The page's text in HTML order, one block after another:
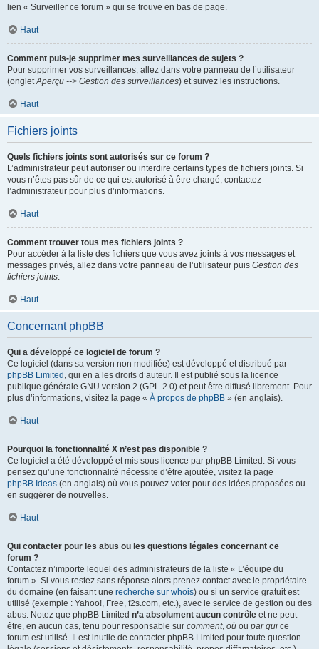
lien « Surveiller ce forum » qui se trouve en bas de page.
Haut
Comment puis-je supprimer mes surveillances de sujets ?
Pour supprimer vos surveillances, allez dans votre panneau de l’utilisateur
(ongletAperçu --> Gestion des surveillances) et suivez les instructions.
Haut
Fichiers joints
Quels fichiers joints sont autorisés sur ce forum ?
L’administrateur peut autoriser ou interdire certains types de fichiers joints. Si
vous n’êtes pas sûr de ce qui est autorisé à être chargé, contactez
l’administrateur pour plus d’informations.
Haut
Comment trouver tous mes fichiers joints ?
Pour accéder à la liste des fichiers que vous avez joints à vos messages et
messages privés, allez dans votre panneau de l’utilisateur puis Gestion des
fichiers joints.
Haut
Concernant phpBB
Qui a développé ce logiciel de forum ?
Ce logiciel (dans sa version non modifiée) est développé et distribué par
phpBB Limited , qui en a les droits d’auteur. Il est publié sous la licence
publique générale GNU version 2 (GPL-2.0) et peut être diffusé librement. Pour
plus d’informations, visitez la page « À propos de phpBB » (en anglais).
Haut
Pourquoi la fonctionnalité X n’est pas disponible ?
Ce logiciel a été développé et mis sous licence par phpBB Limited. Si vous
pensez qu’une fonctionnalité nécessite d’être ajoutée, visitez la page
phpBB Ideas (en anglais) où vous pouvez voter pour des idées proposées ou
en suggérer de nouvelles.
Haut
Qui contacter pour les abus ou les questions légales concernant ce
forum ?
Contactez n’importe lequel des administrateurs de la liste « L’équipe du
forum ». Si vous restez sans réponse alors prenez contact avec le propriétaire
du domaine (en faisant une recherche sur whois) ou si un service gratuit est
utilisé (exemple : Yahoo!, Free, f2s.com, etc.), avec le service de gestion ou des
abus. Notez que phpBB Limited n’a absolument aucun contrôle et ne peut
être, en aucun cas, tenu pour responsable sur comment, où ou par qui ce
forum est utilisé. Il est inutile de contacter phpBB Limited pour toute question